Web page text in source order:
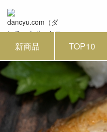
新商品 TOP10